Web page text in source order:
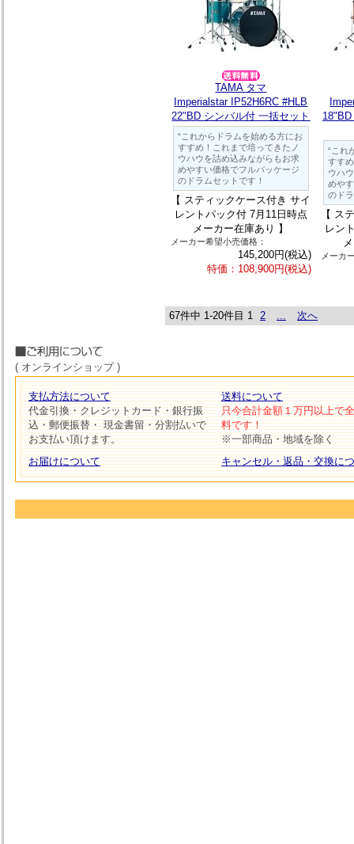
TAMA タマ
Imperialstar IP52H6RC #HLB
22"BD シンバル付 一括セット
“これからドラムを始める方にお
すすめ！これまで培ってきたノ
ウハウを詰め込みながらもお求
めやすい価格でフルパッケージ
のドラムセットです！
【 スティックケース付き サイ
レントパック付 7月11日時点
メーカー在庫あり 】
メーカー希望小売価格：
145,200円(税込)
特価：108,900円(税込)
“これ
すす
ウハ
めや
のド
【 ス
レン
メーカ
67件中 1-20件目 1 2 ... 次へ
( オンラインショップ )
支払方法について
代金引換・クレジットカード・銀行振
込・郵便振替・ 現金書留・分割払いで
お支払い頂けます。
お届けについて
送料について
只今合計金額１万円以上で
料です！
※一部商品・地域を除く
キャンセル・返品・交換に